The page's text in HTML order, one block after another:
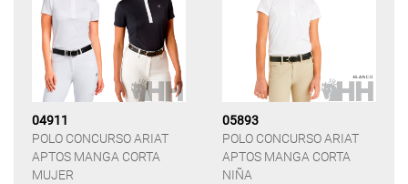
04911
POLO CONCURSO ARIAT
APTOS MANGA CORTA
MUJER
05893
POLO CONCURSO ARIAT
APTOS MANGA CORTA
NIÑA